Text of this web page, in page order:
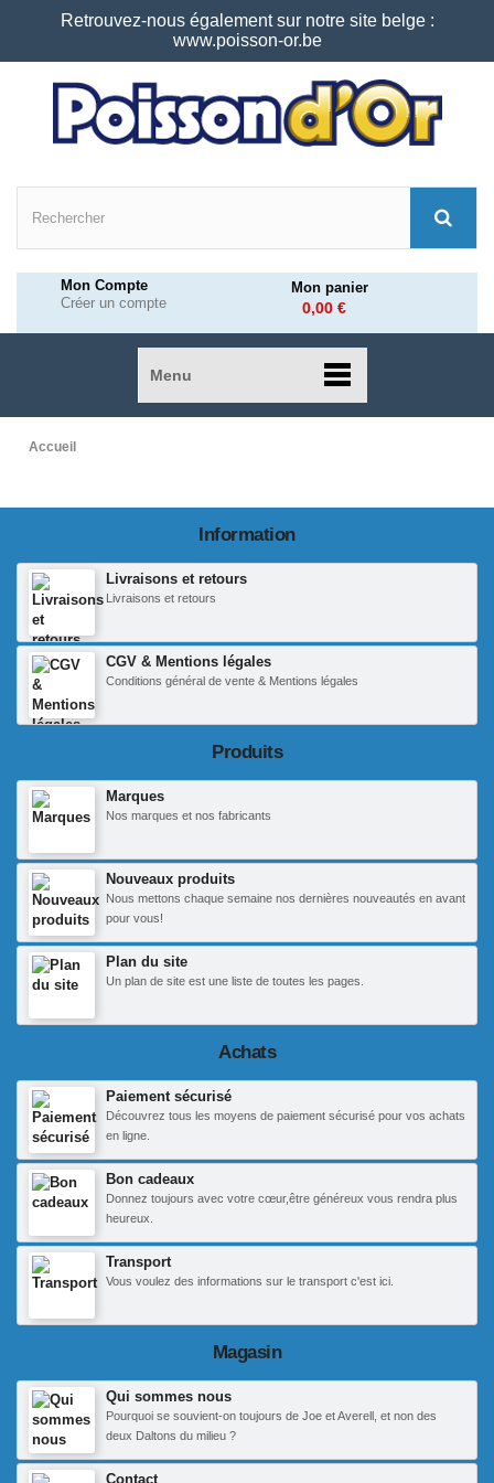
Retrouvez-nous également sur notre site belge :
www.poisson-or.be
Mon Compte
Créer un compte
Mon panier
0,00 €
Menu
Accueil
Information
Livraisons et retours
Livraisons et retours
CGV & Mentions légales
Conditions général de vente & Mentions légales
Produits
Marques
Nos marques et nos fabricants
Nouveaux produits
Nous mettons chaque semaine nos dernières nouveautés en avant
pour vous!
Plan du site
Un plan de site est une liste de toutes les pages.
Achats
Paiement sécurisé
Découvrez tous les moyens de paiement sécurisé pour vos achats
en ligne.
Bon cadeaux
Donnez toujours avec votre cœur,être généreux vous rendra plus
heureux.
Transport
Vous voulez des informations sur le transport c'est ici.
Magasin
Qui sommes nous
Pourquoi se souvient-on toujours de Joe et Averell, et non des
deux Daltons du milieu ?
Contact